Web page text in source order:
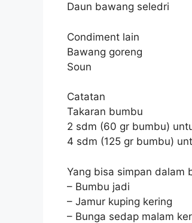
Daun bawang seledri
Condiment lain
Bawang goreng
Soun
Catatan
Takaran bumbu
2 sdm (60 gr bumbu)
4 sdm (125 gr bumbu)
Yang bisa simpan dalam
– Bumbu jadi
– Jamur kuping kering
– Bunga sedap malam